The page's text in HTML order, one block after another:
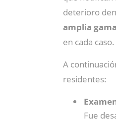
deterioro
amplia
en cada caso.
A
residentes:
Fue